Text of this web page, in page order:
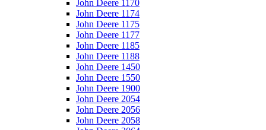
John Deere 1170
John Deere 1174
John Deere 1175
John Deere 1177
John Deere 1185
John Deere 1188
John Deere 1450
John Deere 1550
John Deere 1900
John Deere 2054
John Deere 2056
John Deere 2058